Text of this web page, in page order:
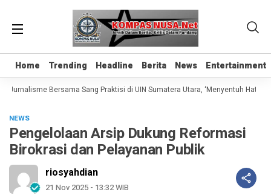
Home Trending Headline Berita News Entertainment
Home Trending Headline Berita News Entertainment
Bersama Sang Praktisi di UIN Sumatera Utara, ‘Menyentuh Hati
NEWS
Pengelolaan Arsip Dukung Reformasi
Birokrasi dan Pelayanan Publik
riosyahdian
21 Nov 2025 - 13:32 WIB